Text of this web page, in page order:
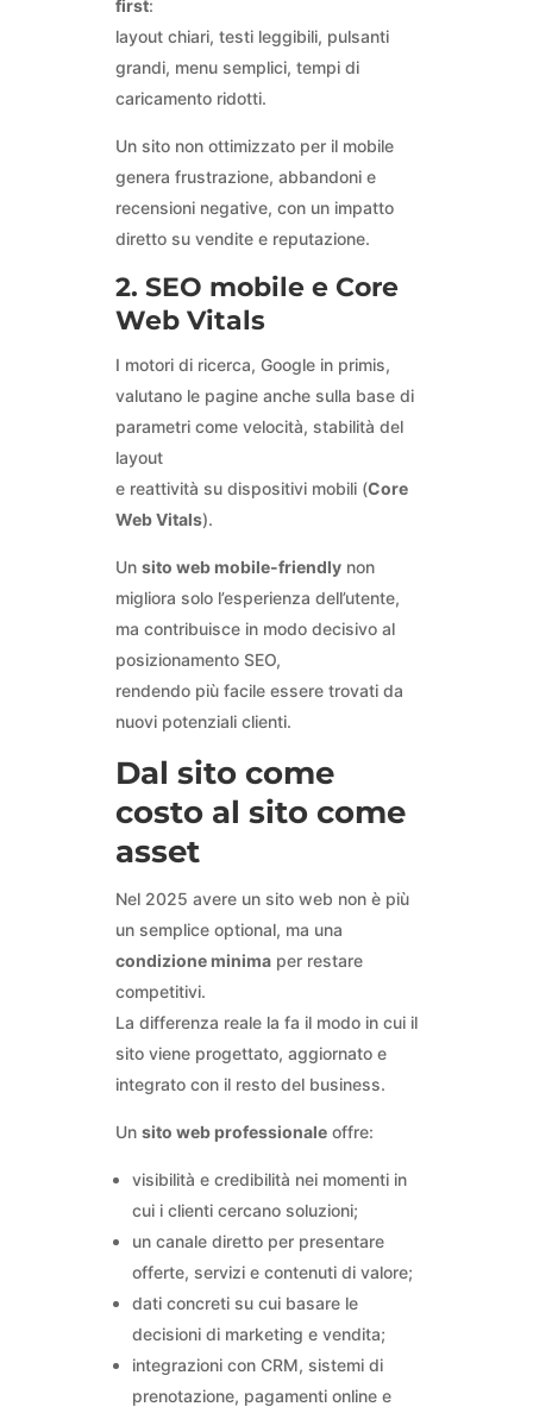
first:
layout chiari, testi leggibili, pulsanti
grandi, menu semplici, tempi di
caricamento ridotti.
Un sito non ottimizzato per il mobile
genera frustrazione, abbandoni e
recensioni negative, con un impatto
diretto su vendite e reputazione.
2. SEO mobile e Core
Web Vitals
I motori di ricerca, Google in primis,
valutano le pagine anche sulla base di
parametri come velocità, stabilità del
layout
e reattività su dispositivi mobili (Core
Web Vitals).
Un sito web mobile-friendlynon
migliora solo l’esperienza dell’utente,
ma contribuisce in modo decisivo al
posizionamento SEO,
rendendo più facile essere trovati da
nuovi potenziali clienti.
Dal sito come
costo al sito come
asset
Nel 2025 avere un sito web non è più
un semplice optional, ma una
condizione minimaper restare
competitivi.
La differenza reale la fa il modo in cui il
sito viene progettato, aggiornato e
integrato con il resto del business.
Un sito web professionaleoffre:
visibilità e credibilità nei momenti in
cui i clienti cercano soluzioni;
un canale diretto per presentare
offerte, servizi e contenuti di valore;
dati concreti su cui basare le
decisioni di marketing e vendita;
integrazioni con CRM, sistemi di
prenotazione, pagamenti online e